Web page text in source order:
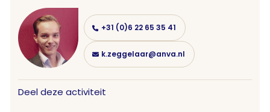
+31 (0)6 22 65 35 41
k.zeggelaar@anva.nl
Deel deze activiteit